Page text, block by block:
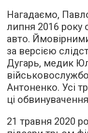
Нагадаємо,
липня 2016 року
авто.
за версією
Дугарь, медик
Антоненко. Усі
ці
21 травня 2020